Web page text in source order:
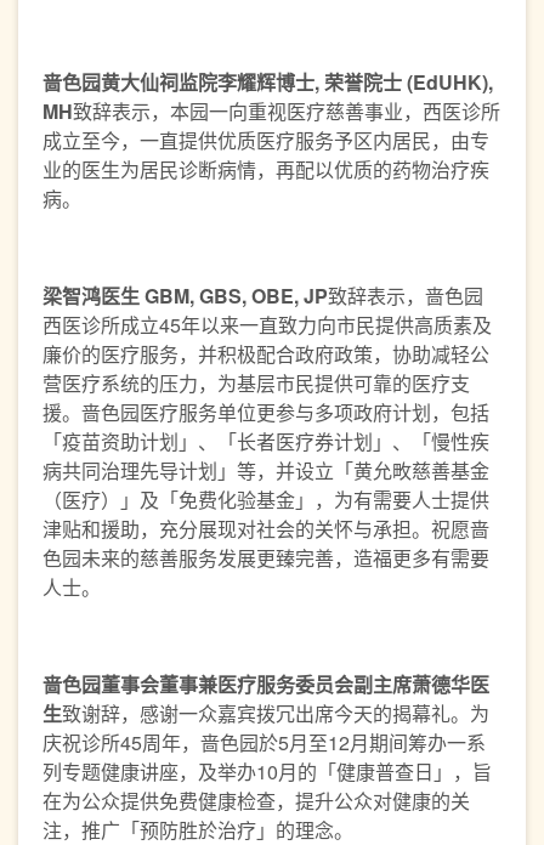
啬色园黄大仙祠监院李耀辉博士,荣誉院士(EdUHK),
MH致辞表示，本园一向重视医疗慈善事业，西医诊所
成立至今，一直提供优质医疗服务予区内居民，由专
业的医生为居民诊断病情，再配以优质的药物治疗疾
病。
梁智鸿医生GBM, GBS, OBE, JP致辞表示，啬色园
西医诊所成立45年以来一直致力向市民提供高质素及
廉价的医疗服务，并积极配合政府政策，协助减轻公
营医疗系统的压力，为基层市民提供可靠的医疗支
援。啬色园医疗服务单位更参与多项政府计划，包括
「疫苗资助计划」、「长者医疗券计划」、「慢性疾
病共同治理先导计划」等，并设立「黄允畋慈善基金
（医疗）」及「免费化验基金」，为有需要人士提供
津贴和援助，充分展现对社会的关怀与承担。祝愿啬
色园未来的慈善服务发展更臻完善，造福更多有需要
人士。
啬色园董事会董事兼医疗服务委员会副主席萧德华医
生致谢辞，感谢一众嘉宾拨冗出席今天的揭幕礼。为
庆祝诊所45周年，啬色园於5月至12月期间筹办一系
列专题健康讲座，及举办10月的「健康普查日」，旨
在为公众提供免费健康检查，提升公众对健康的关
注，推广「预防胜於治疗」的理念。